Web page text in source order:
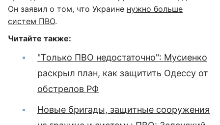
Он заявил о том, что Украине нужно больше
систем ПВО.
Читайте также:
"Только ПВО недостаточно": Мусиенко
раскрыл план, как защитить Одессу от
обстрелов РФ
Новые бригады, защитные сооружения